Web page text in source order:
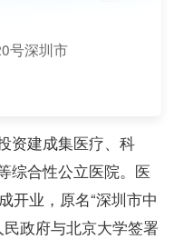
号深圳市
资建成集医疗、科
综合性公立医院。医
开业，原名“深圳市中
政府与北京大学签署